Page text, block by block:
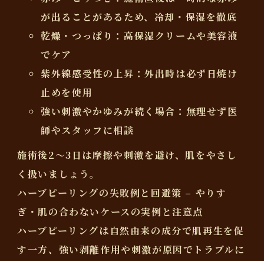
が出ることがあるため、冷却・保湿を徹底
乾燥・つっぱり ：高保湿クリームや美容液
でケア
紫外線感受性の上昇 ：外出時は必ず日焼け
止めを使用
強い刺激やかゆみが続く場合 ：無理せず医
師やスタッフに相談
施術後2～3日は摩擦や刺激を避け、肌をやさし
く扱いましょう。
ハーブピーリングの失敗例と回避策 – やりす
ぎ・肌の合わないケースの実例と注意点
ハーブピーリングは自然由来の成分で肌再生を促
す一方、強い剥離作用や刺激が原因でトラブルに